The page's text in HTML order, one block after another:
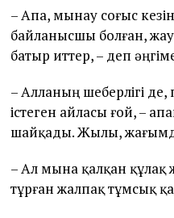
– Апа, мынау соғыс
байланысшы болған,
батыр иттер, – деп
– Алланың шеберлігі де,
істеген айласы ғой, –
шайқады. Жылы,
– Ал мына қалқан
тұрған жалпақ тұмсық